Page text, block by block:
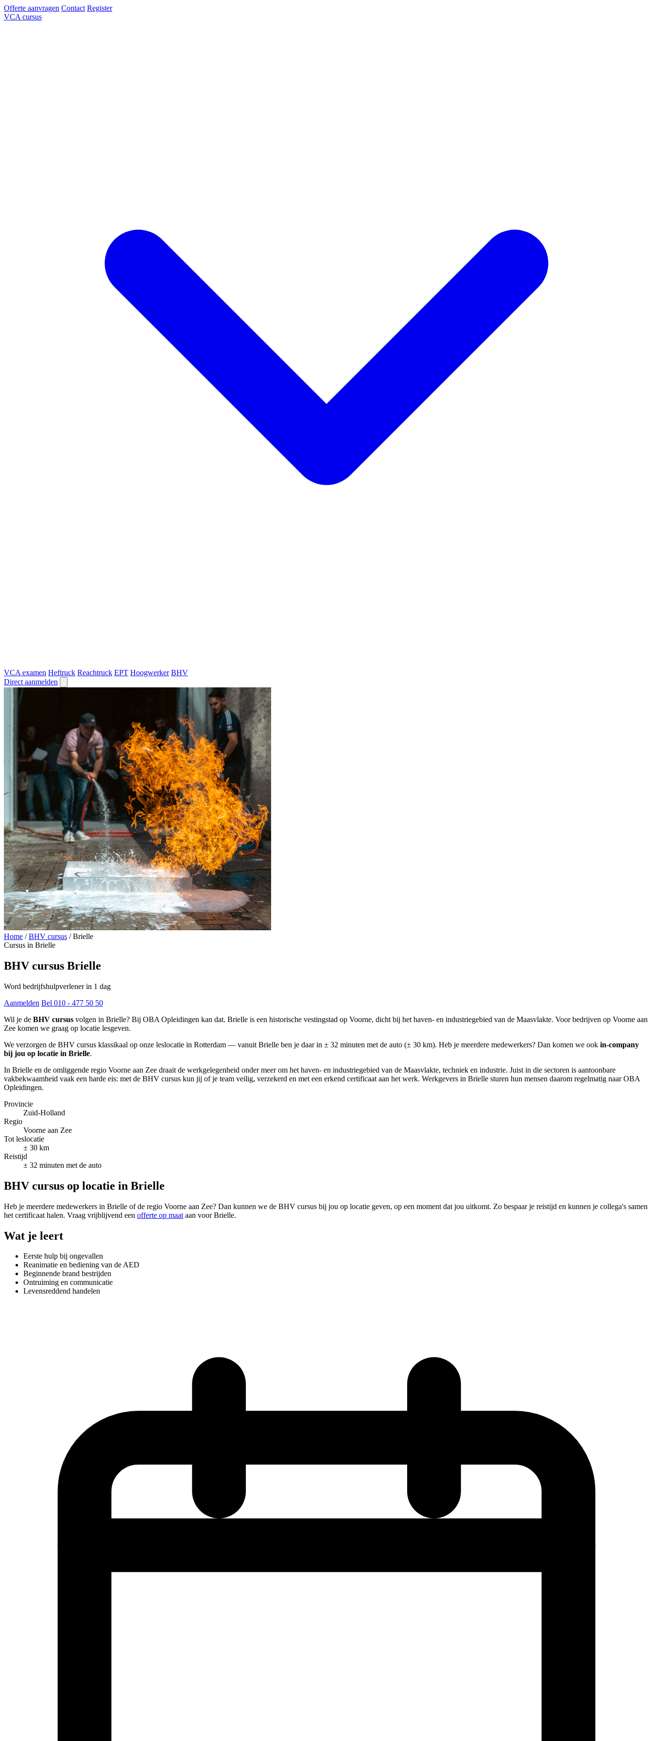
Offerte aanvragen Contact Register
VCA cursus
VCA examen Heftruck Reachtruck EPT Hoogwerker BHV
Direct aanmelden
Home / BHV cursus / Brielle
Cursus in Brielle
BHV cursus Brielle
Word bedrijfshulpverlener in 1 dag
Aanmelden Bel 010 - 477 50 50
Wil je de BHV cursus volgen in Brielle? Bij OBA Opleidingen kan dat. Brielle is een historische vestingstad op Voorne, dicht bij het haven- en industriegebied van de Maasvlakte. Voor bedrijven op Voorne aan
Zee komen we graag op locatie lesgeven.
We verzorgen de BHV cursus klassikaal op onze leslocatie in Rotterdam — vanuit Brielle ben je daar in ± 32 minuten met de auto (± 30 km). Heb je meerdere medewerkers? Dan komen we ook in-company
bij jou op locatie in Brielle.
In Brielle en de omliggende regio Voorne aan Zee draait de werkgelegenheid onder meer om het haven- en industriegebied van de Maasvlakte, techniek en industrie. Juist in die sectoren is aantoonbare
vakbekwaamheid vaak een harde eis: met de BHV cursus kun jij of je team veilig, verzekerd en met een erkend certificaat aan het werk. Werkgevers in Brielle sturen hun mensen daarom regelmatig naar OBA
Opleidingen.
Provincie
Zuid-Holland
Regio
Voorne aan Zee
Tot leslocatie
± 30 km
Reistijd
± 32 minuten met de auto
BHV cursus op locatie in Brielle
Heb je meerdere medewerkers in Brielle of de regio Voorne aan Zee? Dan kunnen we de BHV cursus bij jou op locatie geven, op een moment dat jou uitkomt. Zo bespaar je reistijd en kunnen je collega's samen
het certificaat halen. Vraag vrijblijvend een offerte op maat aan voor Brielle.
Wat je leert
Eerste hulp bij ongevallen
Reanimatie en bediening van de AED
Beginnende brand bestrijden
Ontruiming en communicatie
Levensreddend handelen